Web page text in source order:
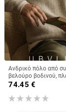
Ανδρικό πόλο από
βελούρο βοδινού,
βελόνες, απαλό στην
φθινόπωρο 2025,
74.45 €